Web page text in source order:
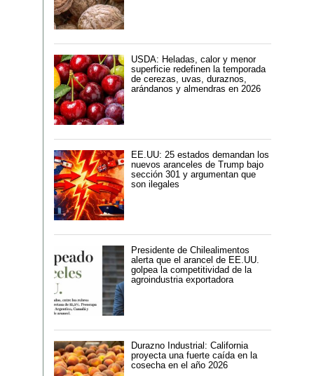
USDA: Heladas, calor y menor
superficie redefinen la temporada
de cerezas, uvas, duraznos,
arándanos y almendras en 2026
EE.UU: 25 estados demandan los
nuevos aranceles de Trump bajo
sección 301 y argumentan que
son ilegales
Presidente de Chilealimentos
alerta que el arancel de EE.UU.
golpea la competitividad de la
agroindustria exportadora
Durazno Industrial: California
proyecta una fuerte caída en la
cosecha en el año 2026